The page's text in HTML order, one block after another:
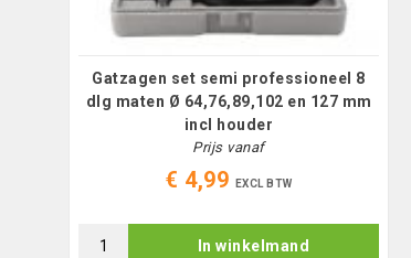
Gatzagen set semi professioneel 8
dlg maten Ø 64,76,89,102 en 127 mm
incl houder
Prijs vanaf
€ 4,99 EXCL BTW
In winkelmand